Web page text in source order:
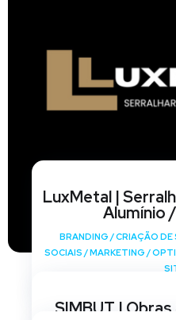
LuxMetal |
Alumínio
BRANDING /CRIAÇÃO DE
SOCIAIS /MARKETING /
SIMBUT |